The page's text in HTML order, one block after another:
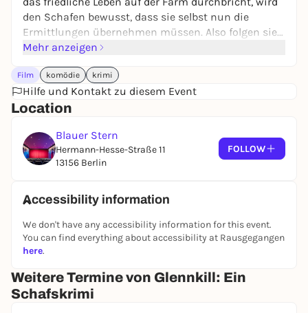
den Schafen bewusst, dass sie selbst nun die
Ermittlungen übernehmen müssen. Also folgen sie
der Spur der Beweise und machen menschliche
auch Schafe brillant darin sein können, Verbrechen
aufzuklären.
Mehr anzeigen
Film komödie krimi
Hilfe und Kontakt zu diesem Event
Location
Blauer Stern
Hermann-Hesse-Straße 11
13156 Berlin
FOLLOW
Accessibility information
We don't have any accessibility information for this event.
You can find everything about accessibility at Rausgegangen
here.
Weitere Termine von Glennkill: Ein
Schafskrimi